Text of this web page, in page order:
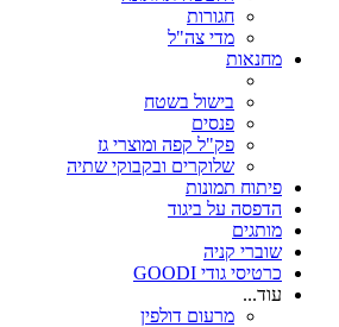
חגורות
מדי צה"ל
מחנאות
בישול בשטח
פנסים
פק"ל קפה ומוצרי גז
שלוקרים ובקבוקי שתיה
פיתוח תמונות
הדפסה על ביגוד
מותגים
שוברי קניה
כרטיסי גודי GOODI
עוד...
מרעום דולפין